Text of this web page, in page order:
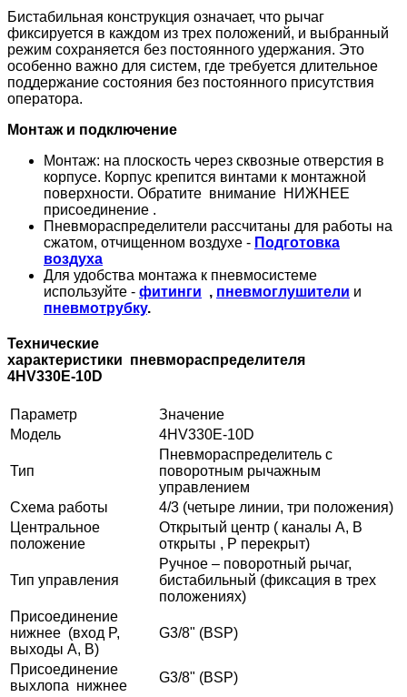
Бистабильная конструкция означает, что рычаг
фиксируется в каждом из трех положений, и выбранный
режим сохраняется без постоянного удержания. Это
особенно важно для систем, где требуется длительное
поддержание состояния без постоянного присутствия
оператора.
Монтаж и подключение
Монтаж: на плоскость через сквозные отверстия в
корпусе. Корпус крепится винтами к монтажной
поверхности. Обратите внимание НИЖНЕЕ
присоединение .
Пневмораспределители рассчитаны для работы на
сжатом, отчищенном воздухе - Подготовка
воздуха
Для удобства монтажа к пневмосистеме
используйте - фитинги , пневмоглушители и
пневмотрубку.
Технические
характеристики пневмораспределителя
4HV330Е-10D
Параметр
Значение
Модель
4HV330Е-10D
Тип
Пневмораспределитель с
поворотным рычажным
управлением
Схема работы
4/3 (четыре линии, три положения)
Центральное
положение
Открытый центр ( каналы A, B
открыты , Р перекрыт)
Тип управления
Ручное – поворотный рычаг,
бистабильный (фиксация в трех
положениях)
Присоединение
нижнее (вход P,
выходы A, B)
G3/8" (BSP)
Присоединение
выхлопа нижнее
G3/8" (BSP)